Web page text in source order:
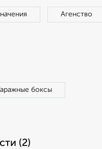
Агенство
Гаражные боксы
(2)